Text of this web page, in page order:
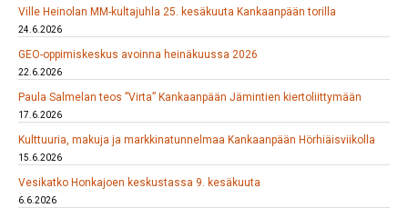
Ville Heinolan MM-kultajuhla 25. kesäkuuta Kankaanpään torilla
24.6.2026
GEO-oppimiskeskus avoinna heinäkuussa 2026
22.6.2026
Paula Salmelan teos ”Virta” Kankaanpään Jämintien kiertoliittymään
17.6.2026
Kulttuuria, makuja ja markkinatunnelmaa Kankaanpään Hörhiäisviikolla
15.6.2026
Vesikatko Honkajoen keskustassa 9. kesäkuuta
6.6.2026